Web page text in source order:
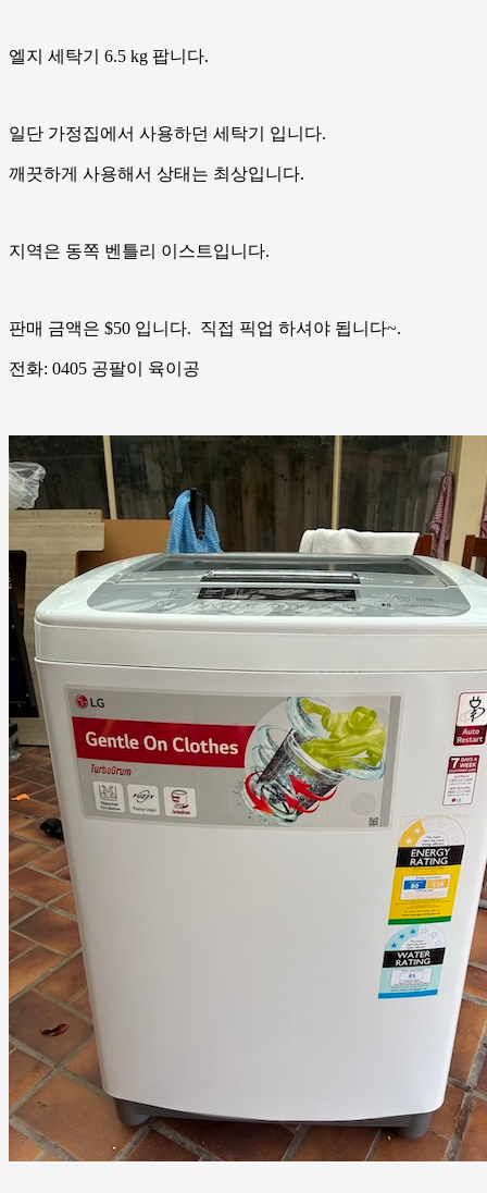
엘지 세탁기 6.5 kg 팝니다.
일단 가정집에서 사용하던 세탁기 입니다.
깨끗하게 사용해서 상태는 최상입니다.
지역은 동쪽 벤틀리 이스트입니다.
판매 금액은 $50 입니다. 직접 픽업 하셔야 됩니다~.
전화: 0405 공팔이 육이공